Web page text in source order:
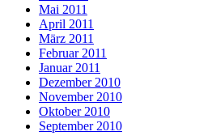
Mai 2011
April 2011
März 2011
Februar 2011
Januar 2011
Dezember 2010
November 2010
Oktober 2010
September 2010